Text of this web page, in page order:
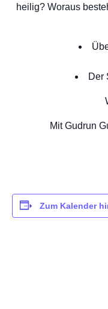
heilig? Woraus
Der
Mit Gudrun
Zum Kalender